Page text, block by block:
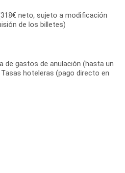
neto, sujeto a modificación
de los billetes)
de gastos de anulación (hasta un
hoteleras (pago directo en